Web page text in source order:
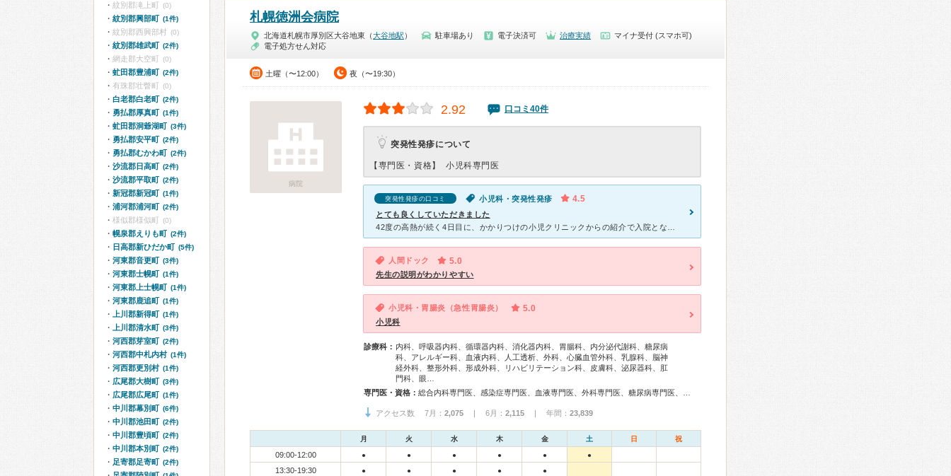
札幌徳洲会病院
北海道札幌市厚別区大谷地東（大谷地駅 ） 駐車場あり 電子決済可 治療実績
マイナ受付 (スマホ可)
電子処方せん対応
土曜（〜12:00） 夜（〜19:30）
病院
2.92 口コミ40件
突発性発疹について
【専門医・資格】 小児科専門医
突発性発疹の口コミ 小児科・突発性発疹 4.5
とても良くしていただきました
人間ドック 5.0
先生の説明がわかりやすい
小児科・胃腸炎（急性胃腸炎） 5.0
小児科
診療科： 内科、呼吸器内科、循環器内科、消化器内科、胃腸科、内分泌代謝科、糖尿病
科、アレルギー科、血液内科、人工透析、外科、心臓血管外科、乳腺科、脳神
経外科、整形外科、形成外科、リハビリテーション科、皮膚科、泌尿器科、肛
門科、眼…
専門医・資格：
アクセス数 7月： 2,075 | 6月： 2,115 | 年間： 23,839
月 火 水 木 金 土 日 祝
09:00-12:00 ● ● ● ● ● ●
13:30-19:30 ● ● ● ● ●
紋別郡滝上町 (0)
紋別郡興部町 (1件)
紋別郡西興部村 (0)
紋別郡雄武町 (2件)
網走郡大空町 (0)
虻田郡豊浦町 (2件)
有珠郡壮瞥町 (0)
白老郡白老町 (2件)
勇払郡厚真町 (1件)
虻田郡洞爺湖町 (3件)
勇払郡安平町 (2件)
勇払郡むかわ町 (2件)
沙流郡日高町 (2件)
沙流郡平取町 (2件)
新冠郡新冠町 (1件)
浦河郡浦河町 (2件)
様似郡様似町 (0)
幌泉郡えりも町 (2件)
日高郡新ひだか町 (5件)
河東郡音更町 (3件)
河東郡士幌町 (1件)
河東郡上士幌町 (1件)
河東郡鹿追町 (1件)
上川郡新得町 (1件)
上川郡清水町 (3件)
河西郡芽室町 (2件)
河西郡中札内村 (1件)
河西郡更別村 (1件)
広尾郡大樹町 (3件)
広尾郡広尾町 (1件)
中川郡幕別町 (6件)
中川郡池田町 (2件)
中川郡豊頃町 (2件)
中川郡本別町 (2件)
足寄郡足寄町 (2件)